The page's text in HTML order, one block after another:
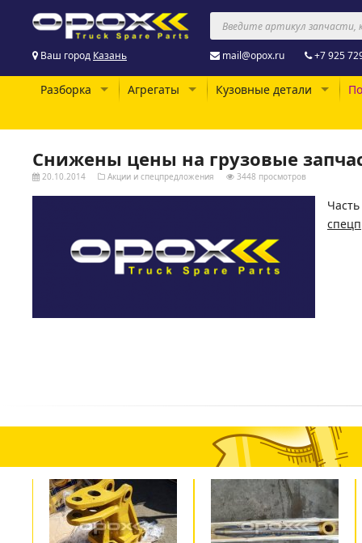
Ваш город Казань mail@opox.ru +7 925
Разборка Агрегаты Кузовные детали
Снижены цены на грузовые
20.10.2014 Акции и спецпредложения 3448 просмотров